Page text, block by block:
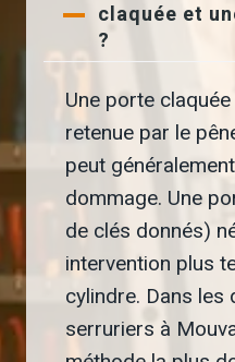
claquée et
?
Une porte
retenue par le
peut
dommage. Une
de clés donnés)
intervention plus
cylindre. Dans les
serruriers à